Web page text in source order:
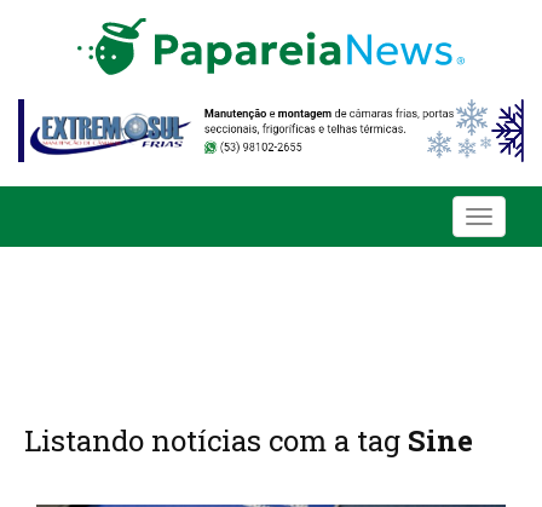
Toggle
Listando notícias com a tag Sine